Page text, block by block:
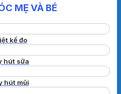
MẸ VÀ BÉ
kế đo
hút sữa
hút mũi